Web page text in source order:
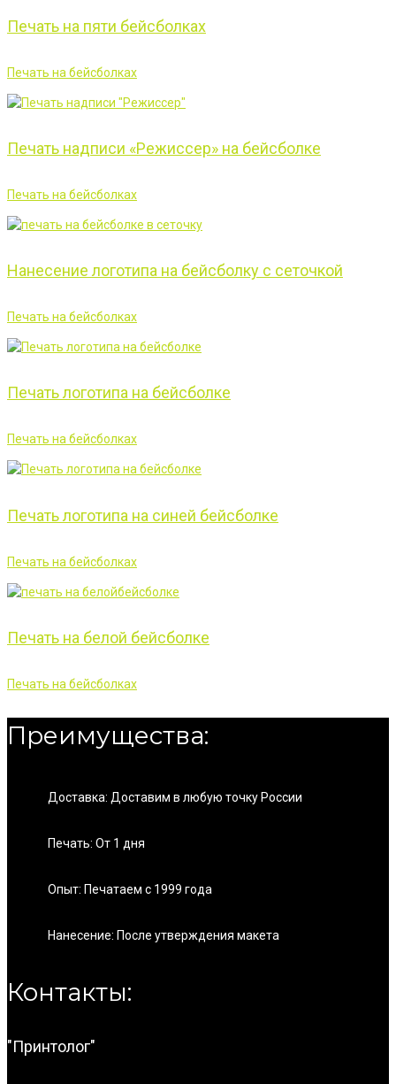
Печать на пяти бейсболках
Печать на бейсболках
Печать надписи «Режиссер» на бейсболке
Печать на бейсболках
Нанесение логотипа на бейсболку с сеточкой
Печать на бейсболках
Печать логотипа на бейсболке
Печать на бейсболках
Печать логотипа на синей бейсболке
Печать на бейсболках
Печать на белой бейсболке
Печать на бейсболках
Преимущества:
Доставка: Доставим в любую точку России
Печать: От 1 дня
Опыт: Печатаем с 1999 года
Нанесение: После утверждения макета
Контакты:
"Принтолог"